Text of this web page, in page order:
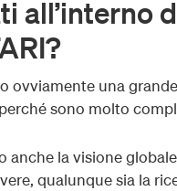
all’interno
ovviamente una
sono molto
anche la visione
qualunque sia la